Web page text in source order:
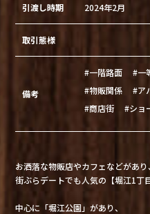
引渡し時期 2024年2月
取引態様
備考
#一階路面 #一
#物販関係
#ア
#商店街
#ショ
お洒落な物販店やカフェなどがあり、
街ぶらデートでも人気の【堀江1丁目
中心に「堀江公園」があり、